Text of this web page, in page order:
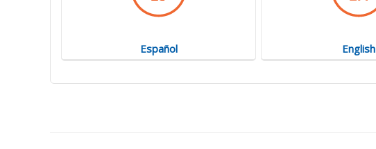
Español English